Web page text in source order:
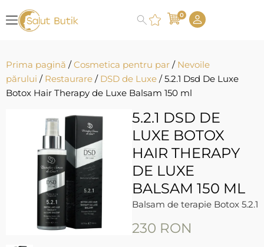
0
Prima pagină /Cosmetica pentru par / Nevoile
părului / Restaurare / DSD de Luxe / 5.2.1 Dsd De Luxe
Botox Hair Therapy de Luxe Balsam 150 ml
5.2.1 DSD DE
LUXE BOTOX
HAIR THERAPY
DE LUXE
BALSAM 150 ML
Balsam de terapie Botox 5.2.1
230 RON